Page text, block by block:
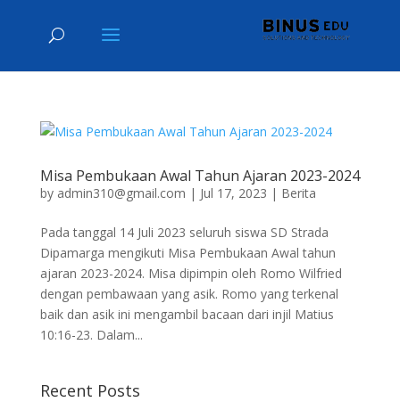
Misa Pembukaan Awal Tahun Ajaran 2023-2024
by admin310@gmail.com | Jul 17, 2023 | Berita
Pada tanggal 14 Juli 2023 seluruh siswa SD Strada
Dipamarga mengikuti Misa Pembukaan Awal tahun
ajaran 2023-2024. Misa dipimpin oleh Romo Wilfried
dengan pembawaan yang asik. Romo yang terkenal
baik dan asik ini mengambil bacaan dari injil Matius
10:16-23. Dalam...
Recent Posts